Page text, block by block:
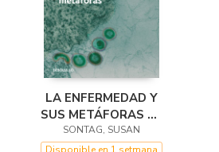
LA ENFERMEDAD Y
SUS METÁFORAS EL
SIDA Y SUS
METÁFORAS
SONTAG, SUSAN
Disponible en 1 setmana